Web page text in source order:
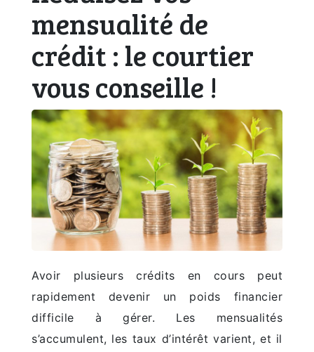
mensualité de
crédit : le courtier
vous conseille !
Avoir plusieurs crédits en cours peut
rapidement devenir un poids financier
difficile à gérer. Les mensualités
s’accumulent, les taux d’intérêt varient, et il